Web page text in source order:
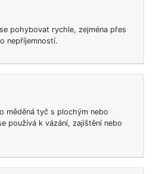
pohybovat rychle, zejména přes
nepříjemností.
měděná tyč s plochým nebo
používá k vázání, zajištění nebo